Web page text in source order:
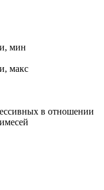
мин
макс
в отношении